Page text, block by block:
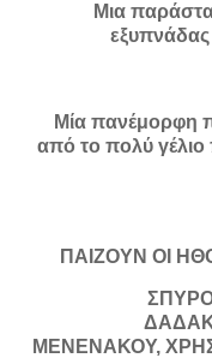
Μια
εξυπνάδας
Μία πανέμορφη
από το πολύ γέλιο
ΠΑΙΖΟΥΝ ΟΙ
ΜΕΝΕΝΑΚΟΥ,